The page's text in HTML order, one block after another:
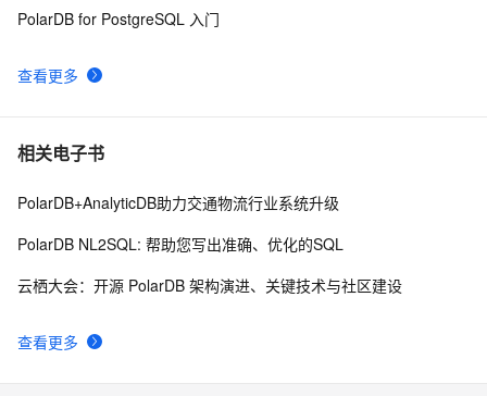
查看更多
PolarDB for PostgreSQL 入门
相关电子书
查看更多
PolarDB+AnalyticDB助力交通物流行业系统升级
PolarDB NL2SQL: 帮助您写出准确、优化的SQL
云栖大会：开源 PolarDB 架构演进、关键技术与社区建设